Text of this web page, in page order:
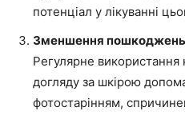
потенціал у лікуванні
Зменшення пошкоджень
Регулярне використання
догляду за шкірою
фотостарінням,